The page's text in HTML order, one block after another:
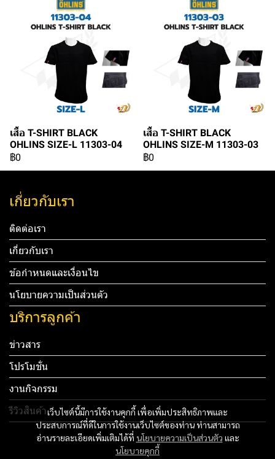
เสื้อ T-SHIRT BLACK
OHLINS SIZE-L 11303-04
฿0
เสื้อ T-SHIRT BLACK
OHLINS SIZE-M 11303-03
฿0
เว็บไซต์นี้มีการใช้งานคุกกี้ เพื่อเพิ่มประสิทธิภาพและ
ประสบการณ์ที่ดีในการใช้งานเว็บไซต์ของท่าน ท่านสามารถ
อ่านรายละเอียดเพิ่มเติมได้ที่ นโยบายความเป็นส่วนตัว และ
นโยบายคุกกี้
เกี่ยวกับเรา
ติดต่อเรา
เกี่ยวกับเรา
ข้อกำหนดและเงื่อนไข
นโยบายความเป็นส่วนตัว
บริการลูกค้า
ข่าวสาร
โปรโมชั่น
งานกิจกรรม
รีวิวสินค้า
Tel: 012 345 67890 Email: mail@yourdomain.com